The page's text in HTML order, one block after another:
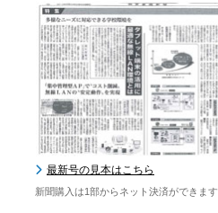
最新号の見本はこちら
新聞購入は1部からネット決済ができます